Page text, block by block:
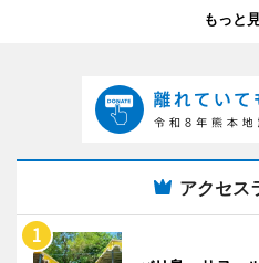
もっと
アクセス